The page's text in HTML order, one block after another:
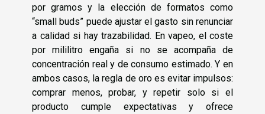
por gramos y la elección de formatos como
“small buds” puede ajustar el gasto sin renunciar
a calidad si hay trazabilidad. En vapeo, el coste
por mililitro engaña si no se acompaña de
concentración real y de consumo estimado. Y en
ambos casos, la regla de oro es evitar impulsos:
comprar menos, probar, y repetir solo si el
producto cumple expectativas y ofrece